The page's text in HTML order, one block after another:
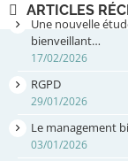
ARTICLES
Une nouvelle
bienveillant…
17/02/2026
RGPD
29/01/2026
Le management
03/01/2026